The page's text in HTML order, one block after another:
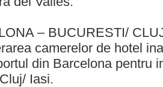
– BUCURESTI/
camerelor de hotel
din Barcelona pentru
Iasi.